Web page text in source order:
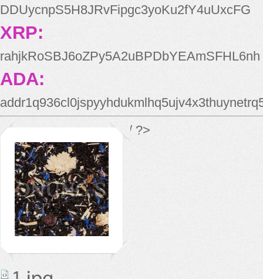
DDUycnpS5H8JRvFipgc3yoKu2fY4uUxcFG
XRP:
rahjkRoSBJ6oZPy5A2uBPDbYEAmSFHL6nh
ADA:
*/ ?>